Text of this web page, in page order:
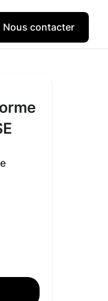
Nous contacter